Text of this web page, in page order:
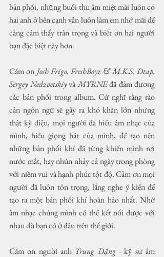
bản phối, những buổi thu âm miệt mài luôn có
hai anh ở bên cạnh vẫn luôn làm em nhớ mãi để
càng cảm thấy trân trọng và biết ơn hai người
bạn đặc biệt này hơn.
Cám ơn Josh Frigo, FreshBoyz & M.K.S, Dtap,
Sergey Nedzvetskiy và MYRNE đã đảm đương
các bản phối trong album. Cứ nghĩ rằng rào
cản ngôn ngữ sẽ gây ra khó khăn lớn nhưng
thật kỳ diệu, mọi người đã hiểu âm nhạc của
mình, hiểu giọng hát của mình, để tạo nên
những bản phối khí đã từng khiến mình rơi
nước mắt, hay nhún nhảy cả ngày trong phòng
với niềm vui và hạnh phúc tột độ. Cảm ơn mọi
người đã luôn tôn trọng, lắng nghe ý kiến để
tạo ra một bản phối khí hoàn hảo nhất. Nhờ
âm nhạc chúng mình có thể kết nối được với
nhau dù bạn có ở đâu trên thế giới.
Cám ơn người anh Trung Đặng - kỹ sư âm